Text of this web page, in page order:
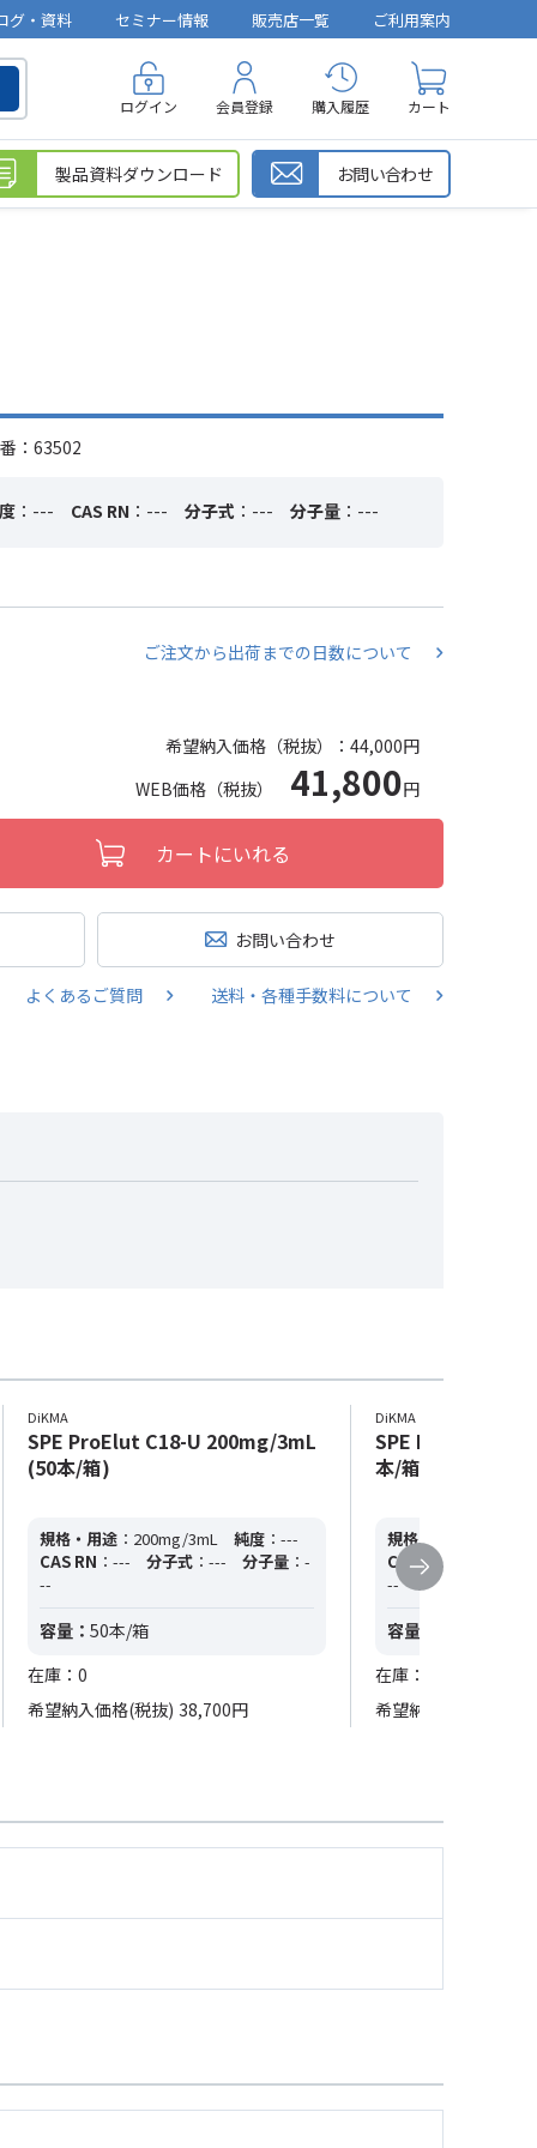
グ・資料 セミナー情報 販売店一覧 ご利用案内
ログイン 会員登録 購入履歴 カート
製品資料ダウンロード お問い合わせ
：63502
：--- CAS RN ：--- 分子式 ：--- 分子量 ：---
ご注文から出荷までの日数について
希望納入価格（税抜）： 44,000円
WEB価格（税抜） 41,800円
カートにいれる
お問い合わせ
よくあるご質問 送料・各種手数料について
DiKMA
SPE ProElut C18-U 200mg/3mL
(50本/箱)
規格・用途 ：200mg/3mL 純度 ：---
CAS RN ：--- 分子式 ：--- 分子量 ：-
--
容量： 50本/箱
在庫：0
希望納入価格(税抜) 38,700円
DiKMA
SPE ProElut
本/箱)
規格・用途
CAS RN
--
容量：
在庫：0
希望納入価格(税抜)